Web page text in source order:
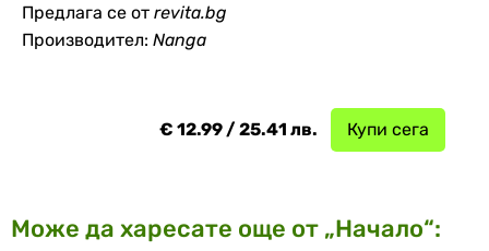
Предлага се от revita.bg
Производител: Nanga
Купи сега
€ 12.99 / 25.41 лв.
Може да харесате още от „Начало“: